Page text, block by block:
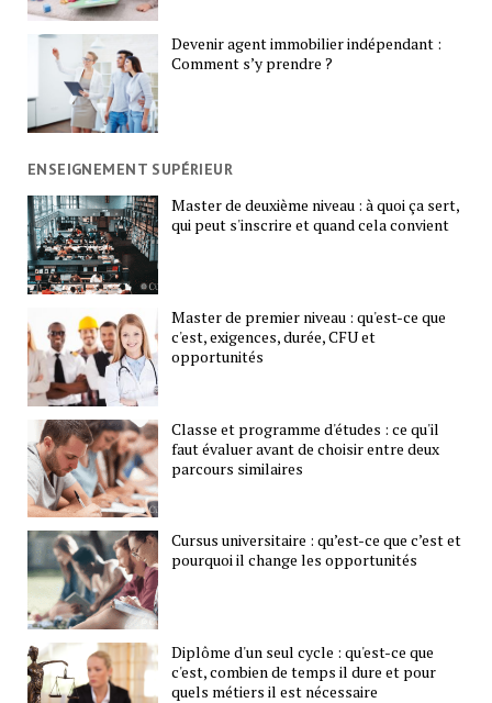
Devenir agent immobilier indépendant :
Comment s’y prendre ?
ENSEIGNEMENT SUPÉRIEUR
Master de deuxième niveau : à quoi ça sert,
qui peut s'inscrire et quand cela convient
Master de premier niveau : qu'est-ce que
c'est, exigences, durée, CFU et
opportunités
Classe et programme d'études : ce qu'il
faut évaluer avant de choisir entre deux
parcours similaires
Cursus universitaire : qu’est-ce que c’est et
pourquoi il change les opportunités
Diplôme d'un seul cycle : qu'est-ce que
c'est, combien de temps il dure et pour
quels métiers il est nécessaire